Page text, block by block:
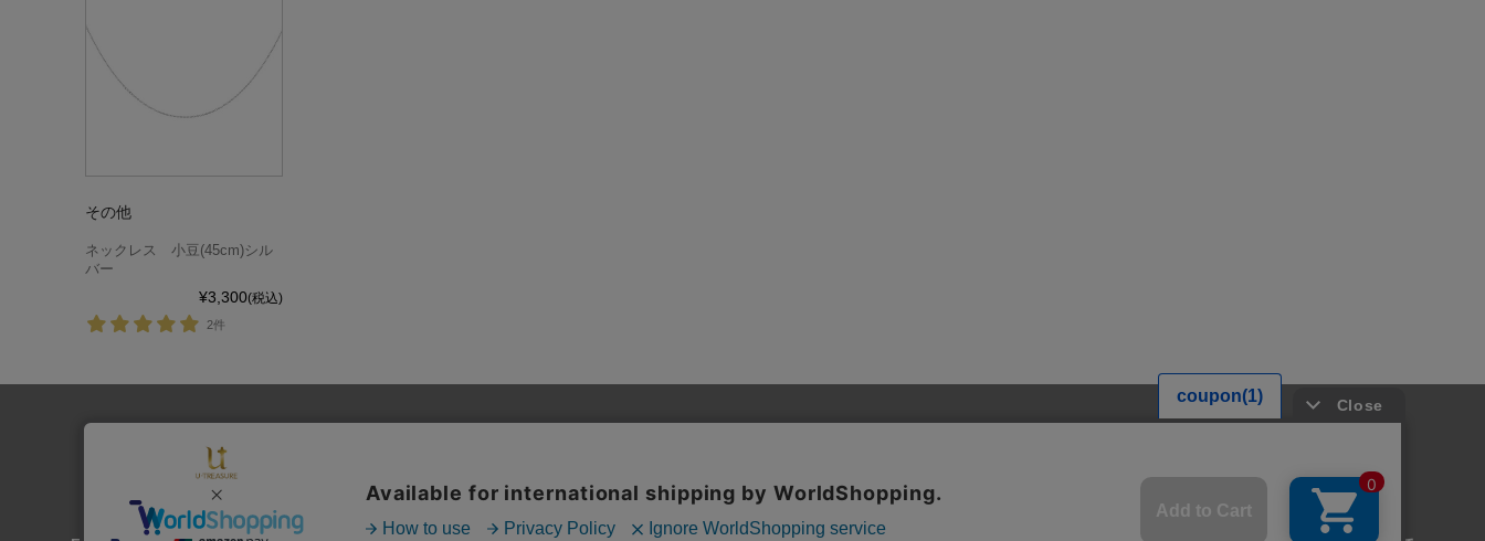
その他
ネックレス 小豆(45cm)シル
バー
¥3,300(税込)
2件